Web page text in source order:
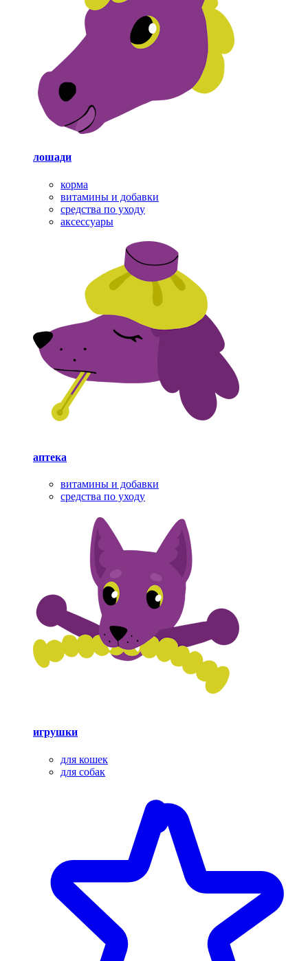
лошади
корма
витамины и добавки
средства по уходу
аксессуары
аптека
витамины и добавки
средства по уходу
игрушки
для кошек
для собак